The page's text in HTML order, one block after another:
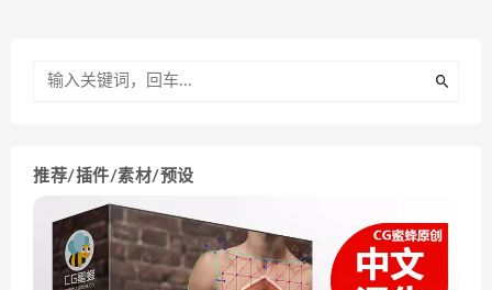
推荐/插件/素材/预设